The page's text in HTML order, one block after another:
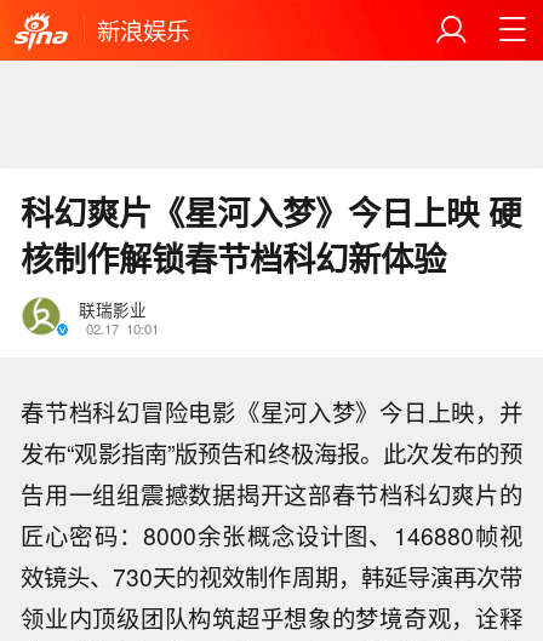
新浪娱乐
科幻爽片《星河入梦》今日上映 硬
核制作解锁春节档科幻新体验
联瑞影业
02.17 10:01
春节档科幻冒险电影《星河入梦》今日上映，并
发布“观影指南”版预告和终极海报。此次发布的预
告用一组组震撼数据揭开这部春节档科幻爽片的
匠心密码：8000余张概念设计图、146880帧视
效镜头、730天的视效制作周期，韩延导演再次带
领业内顶级团队构筑超乎想象的梦境奇观，诠释